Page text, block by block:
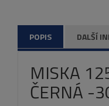
POPIS DALŠÍ
MISKA
ČERNÁ -